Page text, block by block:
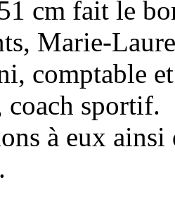
cm fait le
Marie-
comptable
coach sportif.
à eux ainsi